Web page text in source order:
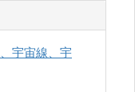
宇宙線、宇